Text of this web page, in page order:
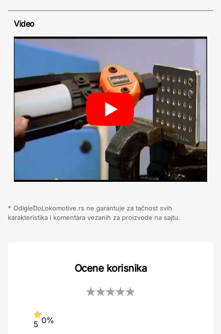
Video
* OdIgleDoLokomotive.rs ne garantuje za tačnost svih
karakteristika i komentara vezanih za proizvode na sajtu.
Ocene korisnika
5 0%